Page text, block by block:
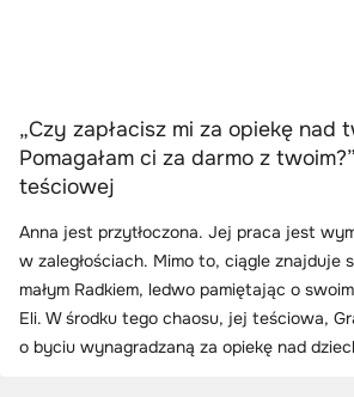
„Czy zapłacisz mi za opiekę nad
Pomagałam ci za darmo z
teściowej
Anna jest przytłoczona. Jej praca jest
w zaległościach. Mimo to, ciągle znajduje
małym Radkiem, ledwo pamiętając o
Eli. W środku tego chaosu, jej teściowa,
o byciu wynagradzaną za opiekę nad